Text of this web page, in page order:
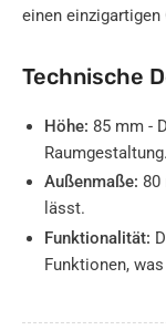
einen einzigartigen
Technische
Höhe: 85 mm -
Raumgestaltung.
Außenmaße: 80
lässt.
Funktionalität:
Funktionen,